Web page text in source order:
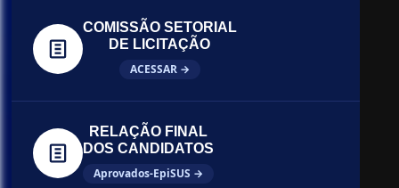
COMISSÃO SETORIAL
DE LICITAÇÃO
ACESSAR →
RELAÇÃO FINAL
DOS CANDIDATOS
Aprovados-EpiSUS →